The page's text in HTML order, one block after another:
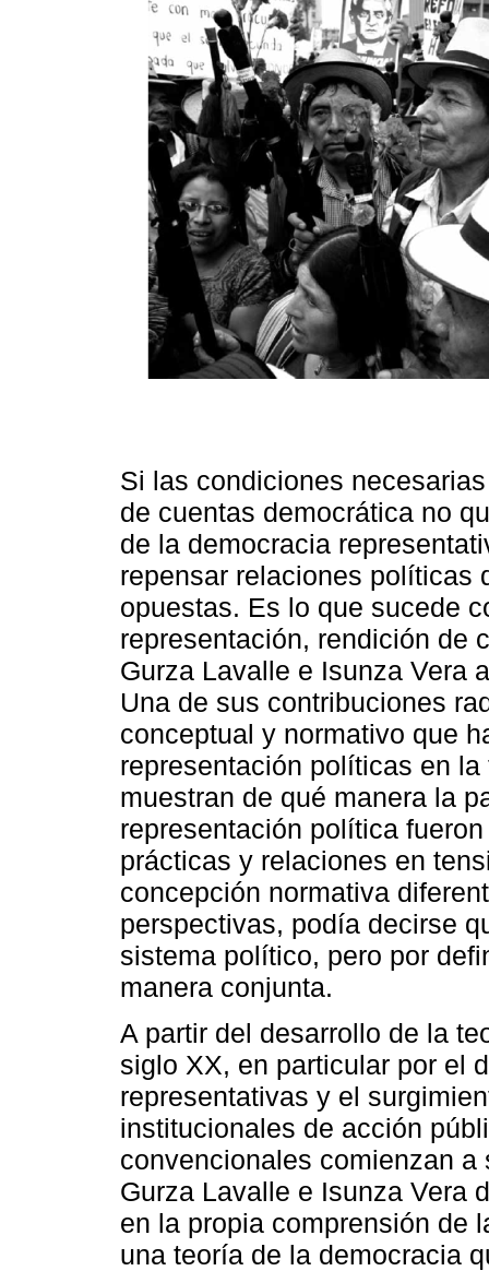
Si las condiciones
de cuentas democrática no
de la democracia
repensar relaciones políticas
opuestas. Es lo que sucede
representación, rendición de
Gurza Lavalle e Isunza Vera
Una de sus contribuciones
conceptual y normativo que
representación políticas en
muestran de qué manera la
representación política
prácticas y relaciones en
concepción normativa
perspectivas, podía decirse
sistema político, pero por
manera conjunta.
A partir del desarrollo de la
siglo XX, en particular por el
representativas y el
institucionales de acción
convencionales comienzan
Gurza Lavalle e Isunza Vera
en la propia comprensión de
una teoría de la democracia